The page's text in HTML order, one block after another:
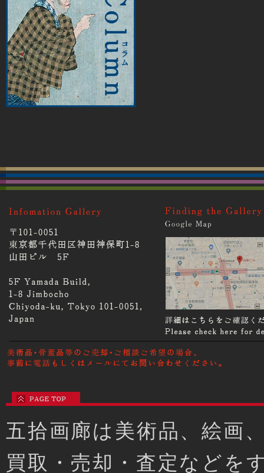
五拾画廊は美術品、絵画
買取・売却・査定などを